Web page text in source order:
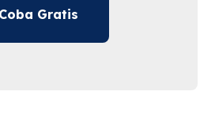
Coba Gratis